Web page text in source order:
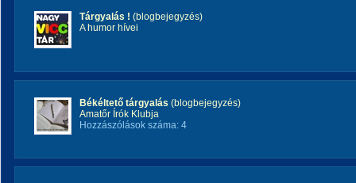
Tárgyalás ! (blogbejegyzés)
A humor hívei
Békéltető tárgyalás (blogbejegyzés)
Amatőr Írók Klubja
Hozzászólások száma: 4